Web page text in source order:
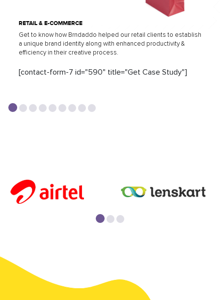
RETAIL & E-COMMERCE
Get to know how Brndaddo helped our retail clients to establish
a unique brand identity along with enhanced productivity &
efficiency in their creative process.
[contact-form-7 id="590" title="Get Case Study"]